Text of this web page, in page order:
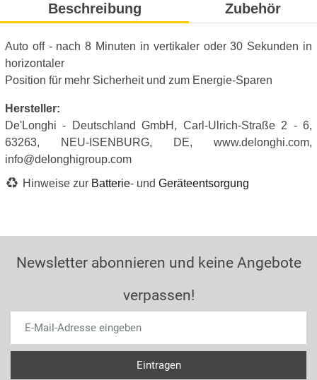
Beschreibung Zubehör
Auto off - nach 8 Minuten in vertikaler oder 30 Sekunden in
horizontaler
Position für mehr Sicherheit und zum Energie-Sparen
Hersteller:
De'Longhi - Deutschland GmbH, Carl-Ulrich-Straße 2 - 6,
63263, NEU-ISENBURG, DE, www.delonghi.com,
info@delonghigroup.com
Hinweise zur Batterie- und Geräteentsorgung
Newsletter abonnieren und keine Angebote
verpassen!